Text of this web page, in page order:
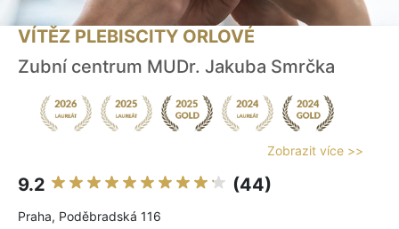
VÍTĚZ PLEBISCITY ORLOVÉ
Zubní centrum MUDr. Jakuba Smrčka
Zobrazit více >>
9.2 (44)
Praha, Poděbradská 116